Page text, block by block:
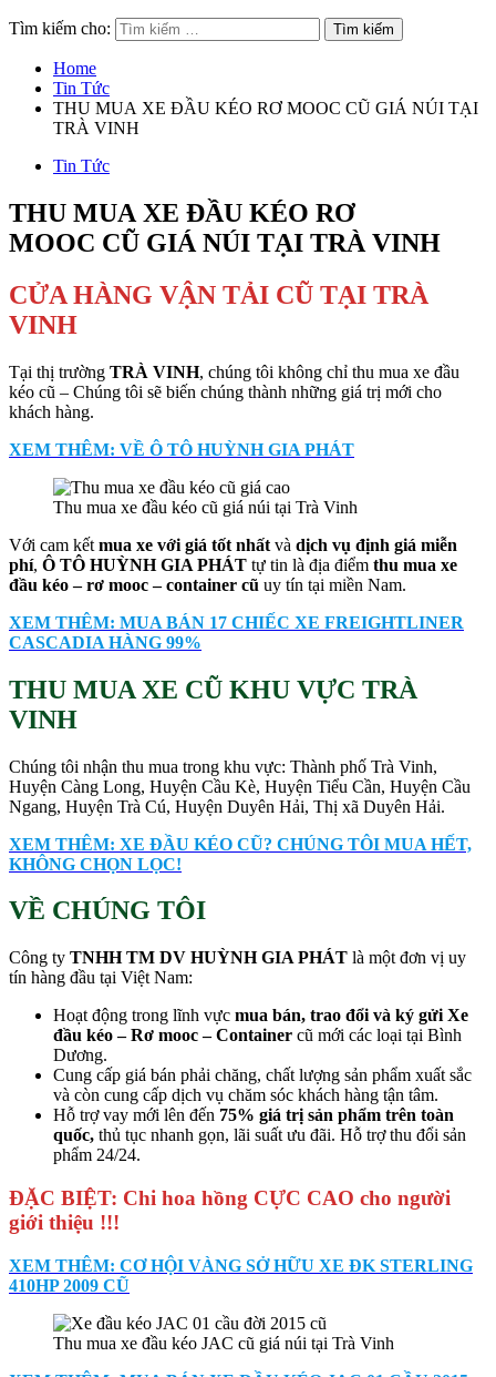
Tìm kiếm cho:
Home
Tin Tức
THU MUA XE ĐẦU KÉO RƠ MOOC CŨ GIÁ NÚI TẠI
TRÀ VINH
Tin Tức
THU MUA XE ĐẦU KÉO RƠ
MOOC CŨ GIÁ NÚI TẠI TRÀ VINH
CỬA HÀNG VẬN TẢI CŨ TẠI TRÀ
VINH
Tại thị trường TRÀ VINH, chúng tôi không chỉ thu mua xe đầu
kéo cũ – Chúng tôi sẽ biến chúng thành những giá trị mới cho
khách hàng.
XEM THÊM: VỀ Ô TÔ HUỲNH GIA PHÁT
Thu mua xe đầu kéo cũ giá núi tại Trà Vinh
Với cam kết mua xe với giá tốt nhất và dịch vụ định giá miễn
phí, Ô TÔ HUỲNH GIA PHÁT tự tin là địa điểm thu mua xe
đầu kéo – rơ mooc – container cũ uy tín tại miền Nam.
XEM THÊM: MUA BÁN 17 CHIẾC XE FREIGHTLINER
CASCADIA HÀNG 99%
THU MUA XE CŨ KHU VỰC TRÀ
VINH
Chúng tôi nhận thu mua trong khu vực: Thành phố Trà Vinh,
Huyện Càng Long, Huyện Cầu Kè, Huyện Tiểu Cần, Huyện Cầu
Ngang, Huyện Trà Cú, Huyện Duyên Hải, Thị xã Duyên Hải.
XEM THÊM: XE ĐẦU KÉO CŨ? CHÚNG TÔI MUA HẾT,
KHÔNG CHỌN LỌC!
VỀ CHÚNG TÔI
Công ty TNHH TM DV HUỲNH GIA PHÁT là một đơn vị uy
tín hàng đầu tại Việt Nam:
Hoạt động trong lĩnh vực mua bán, trao đổi và ký gửi Xe
đầu kéo – Rơ mooc – Container cũ mới các loại tại Bình
Dương.
Cung cấp giá bán phải chăng, chất lượng sản phẩm xuất sắc
và còn cung cấp dịch vụ chăm sóc khách hàng tận tâm.
Hỗ trợ vay mới lên đến 75% giá trị sản phẩm trên toàn
quốc, thủ tục nhanh gọn, lãi suất ưu đãi. Hỗ trợ thu đổi sản
phẩm 24/24.
ĐẶC BIỆT: Chi hoa hồng CỰC CAO cho người
giới thiệu !!!
XEM THÊM: CƠ HỘI VÀNG SỞ HỮU XE ĐK STERLING
410HP 2009 CŨ
Thu mua xe đầu kéo JAC cũ giá núi tại Trà Vinh